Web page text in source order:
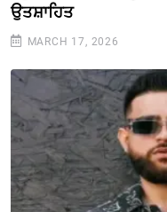
ਉਤਸ਼ਾਹਿਤ
MARCH 17, 2026